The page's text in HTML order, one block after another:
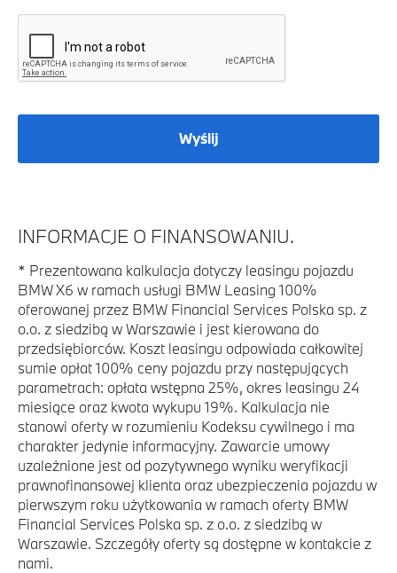
Wyślij
INFORMACJE O FINANSOWANIU.
* Prezentowana kalkulacja dotyczy leasingu pojazdu
BMW X6 w ramach usługi BMW Leasing 100%
oferowanej przez BMW Financial Services Polska sp. z
o.o. z siedzibą w Warszawie i jest kierowana do
przedsiębiorców. Koszt leasingu odpowiada całkowitej
sumie opłat 100% ceny pojazdu przy następujących
parametrach: opłata wstępna 25%, okres leasingu 24
miesiące oraz kwota wykupu 19%. Kalkulacja nie
stanowi oferty w rozumieniu Kodeksu cywilnego i ma
charakter jedynie informacyjny. Zawarcie umowy
uzależnione jest od pozytywnego wyniku weryfikacji
prawnofinansowej klienta oraz ubezpieczenia pojazdu w
pierwszym roku użytkowania w ramach oferty BMW
Financial Services Polska sp. z o.o. z siedzibą w
Warszawie. Szczegóły oferty są dostępne w kontakcie z
nami.